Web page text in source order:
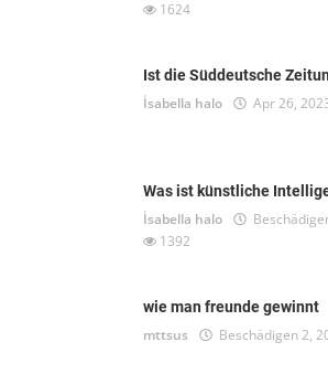
1624
Ist die Süddeutsche
İsabella halo Apr 26,
Was ist künstliche
İsabella halo
1392
wie man freunde gewinnt
mttsus Beschädigen 2,